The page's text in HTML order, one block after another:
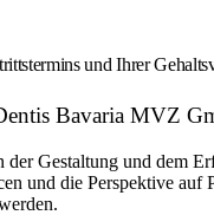
und Ihrer
Bavaria MVZ
Gestaltung und dem
und die Perspektive auf